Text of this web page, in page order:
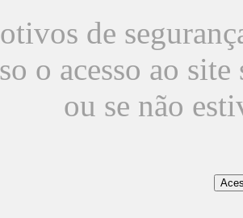
de
o acesso ao
ou se não